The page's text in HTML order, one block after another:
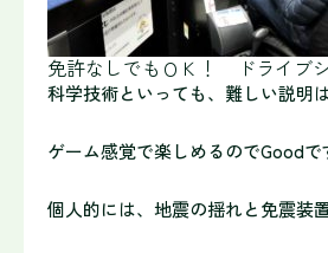
免許なしでもＯＫ！ ドライブ
科学技術といっても、難しい説明
ゲーム感覚で楽しめるのでGoodで
個人的には、地震の揺れと免震装